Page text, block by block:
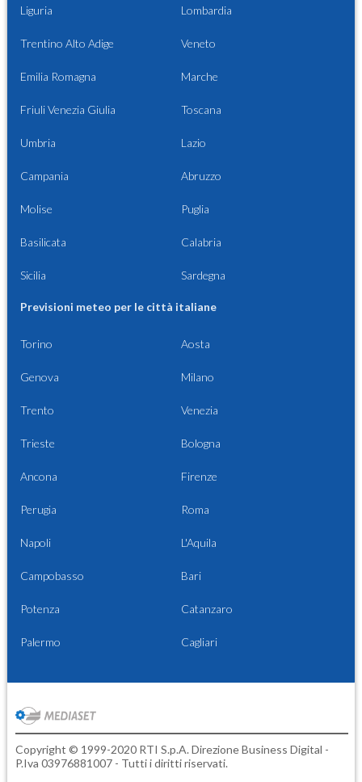
Liguria Lombardia
Trentino Alto Adige Veneto
Emilia Romagna Marche
Friuli Venezia Giulia Toscana
Umbria Lazio
Campania Abruzzo
Molise Puglia
Basilicata Calabria
Sicilia Sardegna
Previsioni meteo per le città italiane
Torino Aosta
Genova Milano
Trento Venezia
Trieste Bologna
Ancona Firenze
Perugia Roma
Napoli L'Aquila
Campobasso Bari
Potenza Catanzaro
Palermo Cagliari
Copyright © 1999-2020 RTI S.p.A. Direzione Business Digital -
P.Iva 03976881007 - Tutti i diritti riservati.